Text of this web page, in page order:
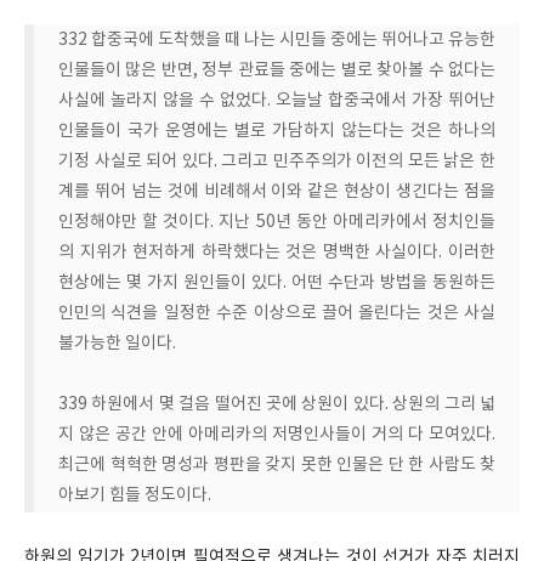
332 합중국에 도착했을 때 나는 시민들 중에는 뛰어나고 유능한
인물들이 많은 반면, 정부 관료들 중에는 별로 찾아볼 수 없다는
사실에 놀라지 않을 수 없었다. 오늘날 합중국에서 가장 뛰어난
인물들이 국가 운영에는 별로 가담하지 않는다는 것은 하나의
기정 사실로 되어 있다. 그리고 민주주의가 이전의 모든 낡은 한
계를 뛰어 넘는 것에 비례해서 이와 같은 현상이 생긴다는 점을
인정해야만 할 것이다. 지난 50년 동안 아메리카에서 정치인들
의 지위가 현저하게 하락했다는 것은 명백한 사실이다. 이러한
현상에는 몇 가지 원인들이 있다. 어떤 수단과 방법을 동원하든
인민의 식견을 일정한 수준 이상으로 끌어 올린다는 것은 사실
불가능한 일이다.
339 하원에서 몇 걸음 떨어진 곳에 상원이 있다. 상원의 그리 넓
지 않은 공간 안에 아메리카의 저명인사들이 거의 다 모여있다.
최근에 혁혁한 명성과 평판을 갖지 못한 인물은 단 한 사람도 찾
아보기 힘들 정도이다.